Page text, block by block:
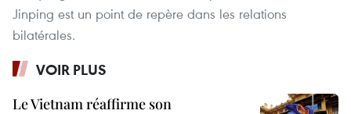
Jinping est un point de repère dans les relations
bilatérales.
VOIR PLUS
Le Vietnam réaffirme son